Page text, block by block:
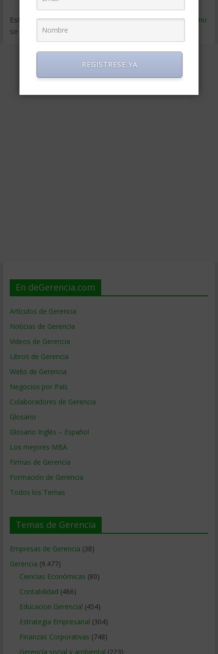
Este sitio usa Akismet para reducir el spam.Aprende cómo
se procesan los datos de tus comentarios
En deGerencia.com
Artículos de Gerencia
Noticias de Gerencia
Videos de Gerencia
Libros de Gerencia
Webs de Gerencia
Negocios por País
Colaboradores de Gerencia
Glosario
Glosario Inglés – Español
Los mejores MBA
Firmas de Gerencia
Formación de Gerencia
Todos los Temas
Temas de Gerencia
Empresas de Gerencia (38)
Gerencia (9.477)
Ciencias Económicas (80)
Contabilidad (466)
Educacion Gerencial (454)
Estrategia Empresarial (304)
Finanzas Corporativas (748)
Gerencia social y ambiental (223)
REGISTRESE YA